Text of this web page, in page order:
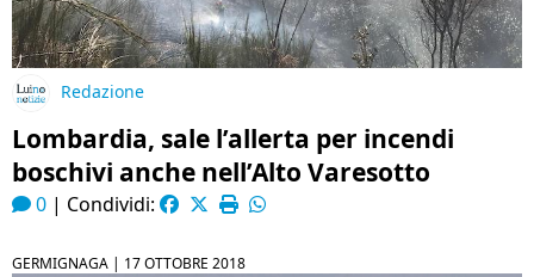
Redazione
Lombardia, sale l’allerta per incendi
boschivi anche nell’Alto Varesotto
0 | Condividi:
GERMIGNAGA | 17 OTTOBRE 2018